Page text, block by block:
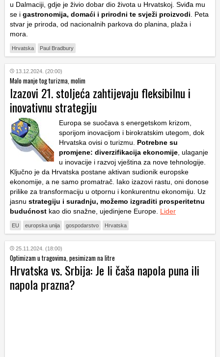
u Dalmaciji, gdje je živio dobar dio života u Hrvatskoj. Sviđa mu
se i gastronomija, domaći i prirodni te svježi proizvodi . Peta
stvar je priroda, od nacionalnih parkova do planina, plaža i
mora.
Hrvatska Paul Bradbury
13.12.2024. (20:00)
Malo manje tog turizma, molim
Izazovi 21. stoljeća zahtijevaju fleksibilnu i
inovativnu strategiju
Europa se suočava s energetskom krizom,
sporijom inovacijom i birokratskim utegom, dok
Hrvatska ovisi o turizmu. Potrebne su
promjene: diverzifikacija ekonomije , ulaganje
u inovacije i razvoj vještina za nove tehnologije.
Ključno je da Hrvatska postane aktivan sudionik europske
ekonomije, a ne samo promatrač. Iako izazovi rastu, oni donose
prilike za transformaciju u otpornu i konkurentnu ekonomiju. Uz
jasnu strategiju i suradnju, možemo izgraditi prosperitetnu
budućnost kao dio snažne, ujedinjene Europe. Lider
EU europska unija gospodarstvo Hrvatska
25.11.2024. (18:00)
Optimizam u tragovima, pesimizam na litre
Hrvatska vs. Srbija: Je li čaša napola puna ili
napola prazna?